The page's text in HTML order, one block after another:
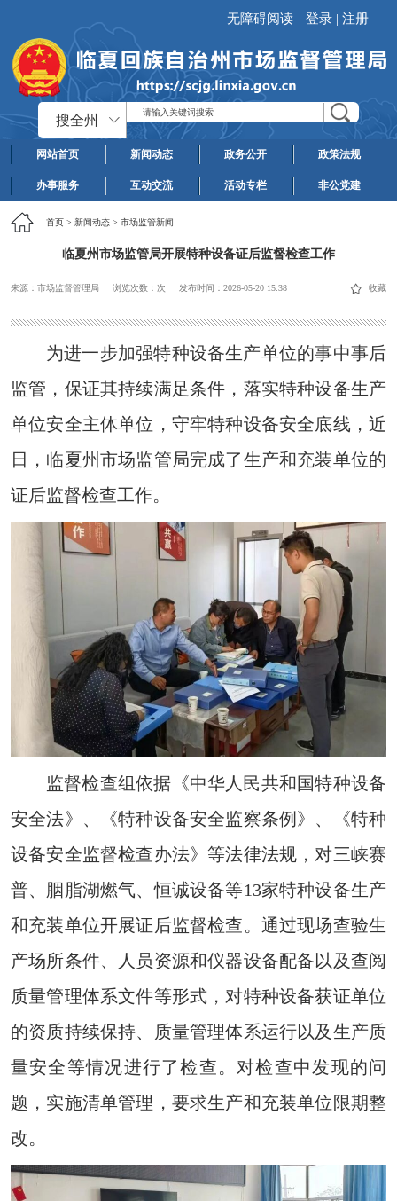
无障碍阅读 登录 | 注册
搜全州
网站首页 新闻动态 政务公开 政策法规
办事服务 互动交流 活动专栏 非公党建
首页> 新闻动态> 市场监管新闻
临夏州市场监管局开展特种设备证后监督检查工作
来源：市场监督管理局 浏览次数： 次 发布时间： 2026-05-20 15:38 收藏
为进一步加强特种设备生产单位的事中事后
监管，保证其持续满足条件，落实特种设备生产
单位安全主体单位，守牢特种设备安全底线，近
日，临夏州市场监管局完成了生产和充装单位的
证后监督检查工作。
监督检查组依据《中华人民共和国特种设备
安全法》、《特种设备安全监察条例》、《特种
设备安全监督检查办法》等法律法规，对三峡赛
普、胭脂湖燃气、恒诚设备等13家特种设备生产
和充装单位开展证后监督检查。通过现场查验生
产场所条件、人员资源和仪器设备配备以及查阅
质量管理体系文件等形式，对特种设备获证单位
的资质持续保持、质量管理体系运行以及生产质
量安全等情况进行了检查。对检查中发现的问
题，实施清单管理，要求生产和充装单位限期整
改。